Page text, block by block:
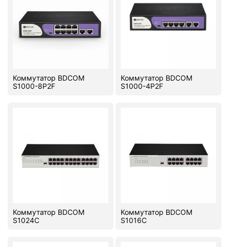
Коммутатор BDCOM
S1000-8P2F
Коммутатор BDCOM
S1000-4P2F
Коммутатор BDCOM
S1024C
Коммутатор BDCOM
S1016C